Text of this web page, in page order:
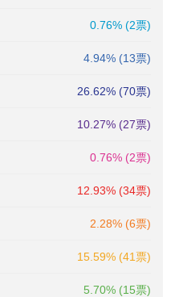
0.76% (2票)
4.94% (13票)
26.62% (70票)
10.27% (27票)
0.76% (2票)
12.93% (34票)
2.28% (6票)
15.59% (41票)
5.70% (15票)